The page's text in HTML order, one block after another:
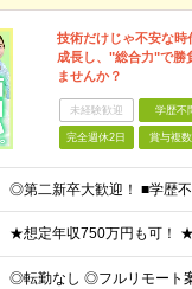
技術だけじゃ不安な
成長し、"総合力"で勝
ませんか？
未経験歓迎 学歴不
完全週休2日 賞与複数